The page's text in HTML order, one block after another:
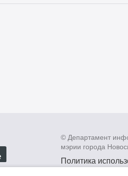
© Департамент
мэрии города
Политика